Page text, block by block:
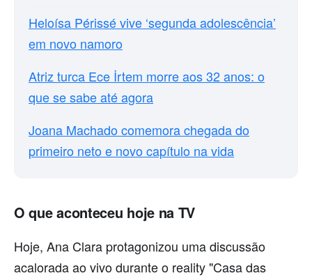
Heloísa Périssé vive ‘segunda adolescência’
em novo namoro
Atriz turca Ece İrtem morre aos 32 anos: o
que se sabe até agora
Joana Machado comemora chegada do
primeiro neto e novo capítulo na vida
O que aconteceu hoje na TV
Hoje, Ana Clara protagonizou uma discussão
acalorada ao vivo durante o reality "Casa das